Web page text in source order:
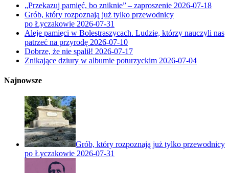
„Przekazuj pamięć, bo zniknie” – zaproszenie 2026-07-18
Grób, który rozpoznają już tylko przewodnicy
po Łyczakowie 2026-07-31
Aleje pamięci w Bolestraszycach. Ludzie, którzy nauczyli nas
patrzeć na przyrodę 2026-07-10
Dobrze, że nie spalił! 2026-07-17
Znikające dziury w albumie poturzyckim 2026-07-04
Najnowsze
Grób, który rozpoznają już tylko przewodnicy
po Łyczakowie 2026-07-31